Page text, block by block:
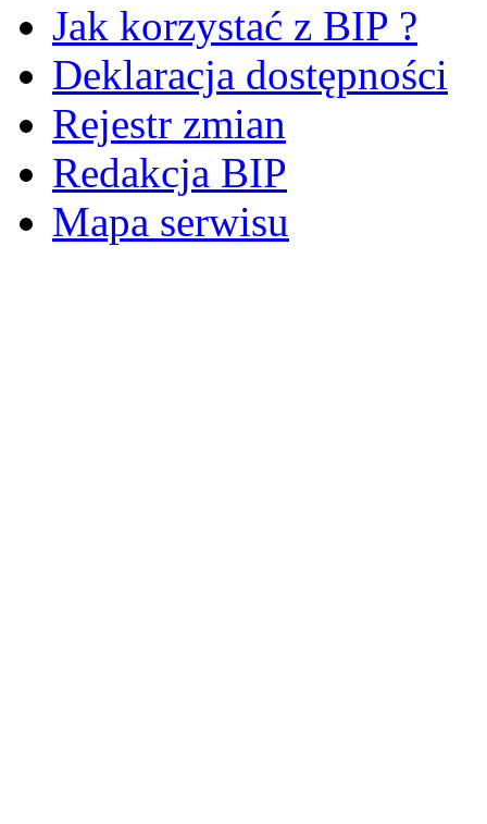
Jak korzystać z BIP ?
Deklaracja dostępności
Rejestr zmian
Redakcja BIP
Mapa serwisu